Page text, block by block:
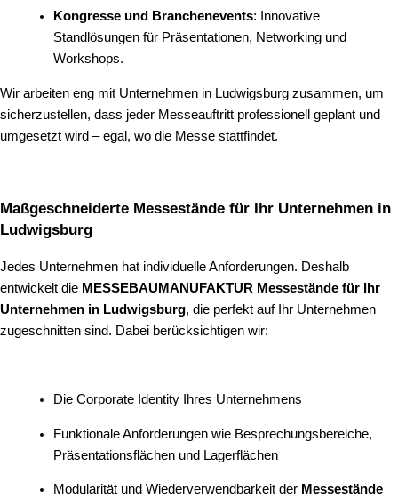
Kongresse und Branchenevents: Innovative
Standlösungen für Präsentationen, Networking und
Workshops.
Wir arbeiten eng mit Unternehmen in Ludwigsburg zusammen, um
sicherzustellen, dass jeder Messeauftritt professionell geplant und
umgesetzt wird – egal, wo die Messe stattfindet.
Maßgeschneiderte Messestände für Ihr Unternehmen in
Ludwigsburg
Jedes Unternehmen hat individuelle Anforderungen. Deshalb
entwickelt die MESSEBAUMANUFAKTUR Messestände für Ihr
Unternehmen in Ludwigsburg, die perfekt auf Ihr Unternehmen
zugeschnitten sind. Dabei berücksichtigen wir:
Die Corporate Identity Ihres Unternehmens
Funktionale Anforderungen wie Besprechungsbereiche,
Präsentationsflächen und Lagerflächen
Modularität und Wiederverwendbarkeit der Messestände